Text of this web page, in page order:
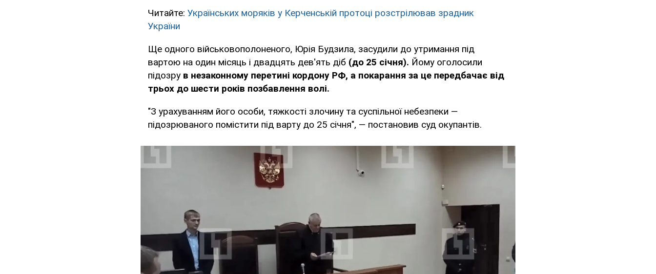
Читайте: Українських моряків у Керченській протоці розстрілював зрадник
України
Ще одного військовополоненого, Юрія Будзила, засудили до утримання під
вартою на один місяць і двадцять дев'ять діб (до 25 січня). Йому оголосили
підозру в незаконному перетині кордону РФ, а покарання за це передбачає від
трьох до шести років позбавлення волі.
"З урахуванням його особи, тяжкості злочину та суспільної небезпеки —
підозрюваного помістити під варту до 25 січня", — постановив суд окупантів.